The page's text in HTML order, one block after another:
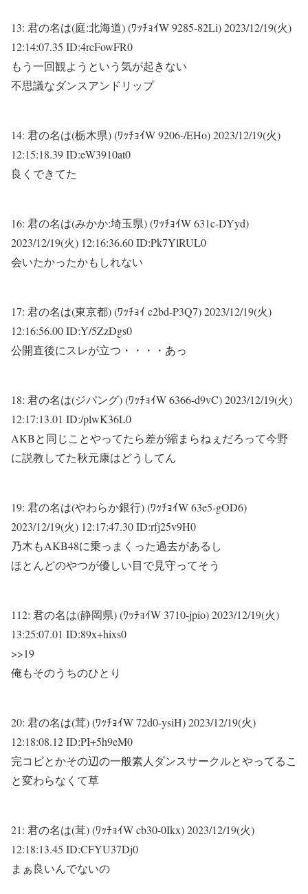
13: 君の名は(庭:北海道) (ﾜｯﾁｮｲW 9285-82Li)2023/12/19(火)
12:14:07.35 ID:4rcFowFR0
もう一回観ようという気が起きない
不思議なダンスアンドリップ
14: 君の名は(栃木県) (ﾜｯﾁｮｲW 9206-/EHo)2023/12/19(火)
12:15:18.39 ID:eW3910at0
良くできてた
16: 君の名は(みかか:埼玉県) (ﾜｯﾁｮｲW 631c-DYyd)
2023/12/19(火) 12:16:36.60 ID:Pk7YlRUL0
会いたかったかもしれない
17: 君の名は(東京都) (ﾜｯﾁｮｲ c2bd-P3Q7)2023/12/19(火)
12:16:56.00 ID:Y/5ZzDgs0
公開直後にスレが立つ・・・・あっ
18: 君の名は(ジパング) (ﾜｯﾁｮｲW 6366-d9vC)2023/12/19(火)
12:17:13.01 ID:/plwK36L0
AKBと同じことやってたら差が縮まらねぇだろって今野
に説教してた秋元康はどうしてん
19: 君の名は(やわらか銀行) (ﾜｯﾁｮｲW 63e5-gOD6)
2023/12/19(火) 12:17:47.30 ID:rfj25v9H0
乃木もAKB48に乗っまくった過去があるし
ほとんどのやつが優しい目で見守ってそう
112: 君の名は(静岡県) (ﾜｯﾁｮｲW 3710-jpio)2023/12/19(火)
13:25:07.01 ID:89x+hixs0
>>19
俺もそのうちのひとり
20: 君の名は(茸) (ﾜｯﾁｮｲW 72d0-ysiH)2023/12/19(火)
12:18:08.12 ID:PI+5h9eM0
完コピとかその辺の一般素人ダンスサークルとやってるこ
と変わらなくて草
21: 君の名は(茸) (ﾜｯﾁｮｲW cb30-0Ikx)2023/12/19(火)
12:18:13.45 ID:CFYU37Dj0
まぁ良いんでないの